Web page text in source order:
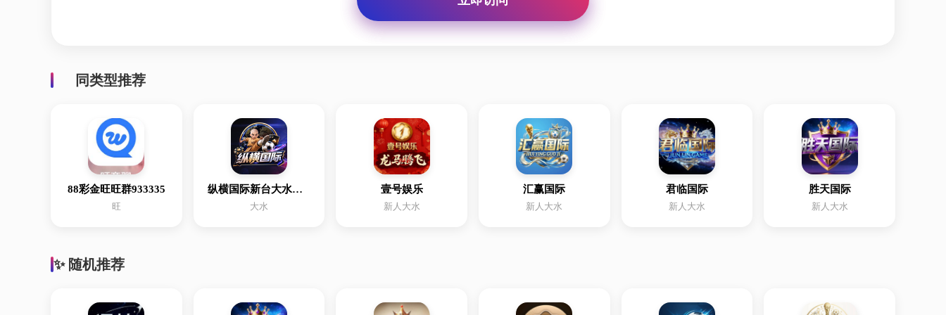
同类型推荐
88彩金旺旺群933335
旺
纵横国际新台大水注册有送
大水
壹号娱乐
新人大水
汇赢国际
新人大水
君临国际
新人大水
胜天国际
新人大水
✨ 随机推荐